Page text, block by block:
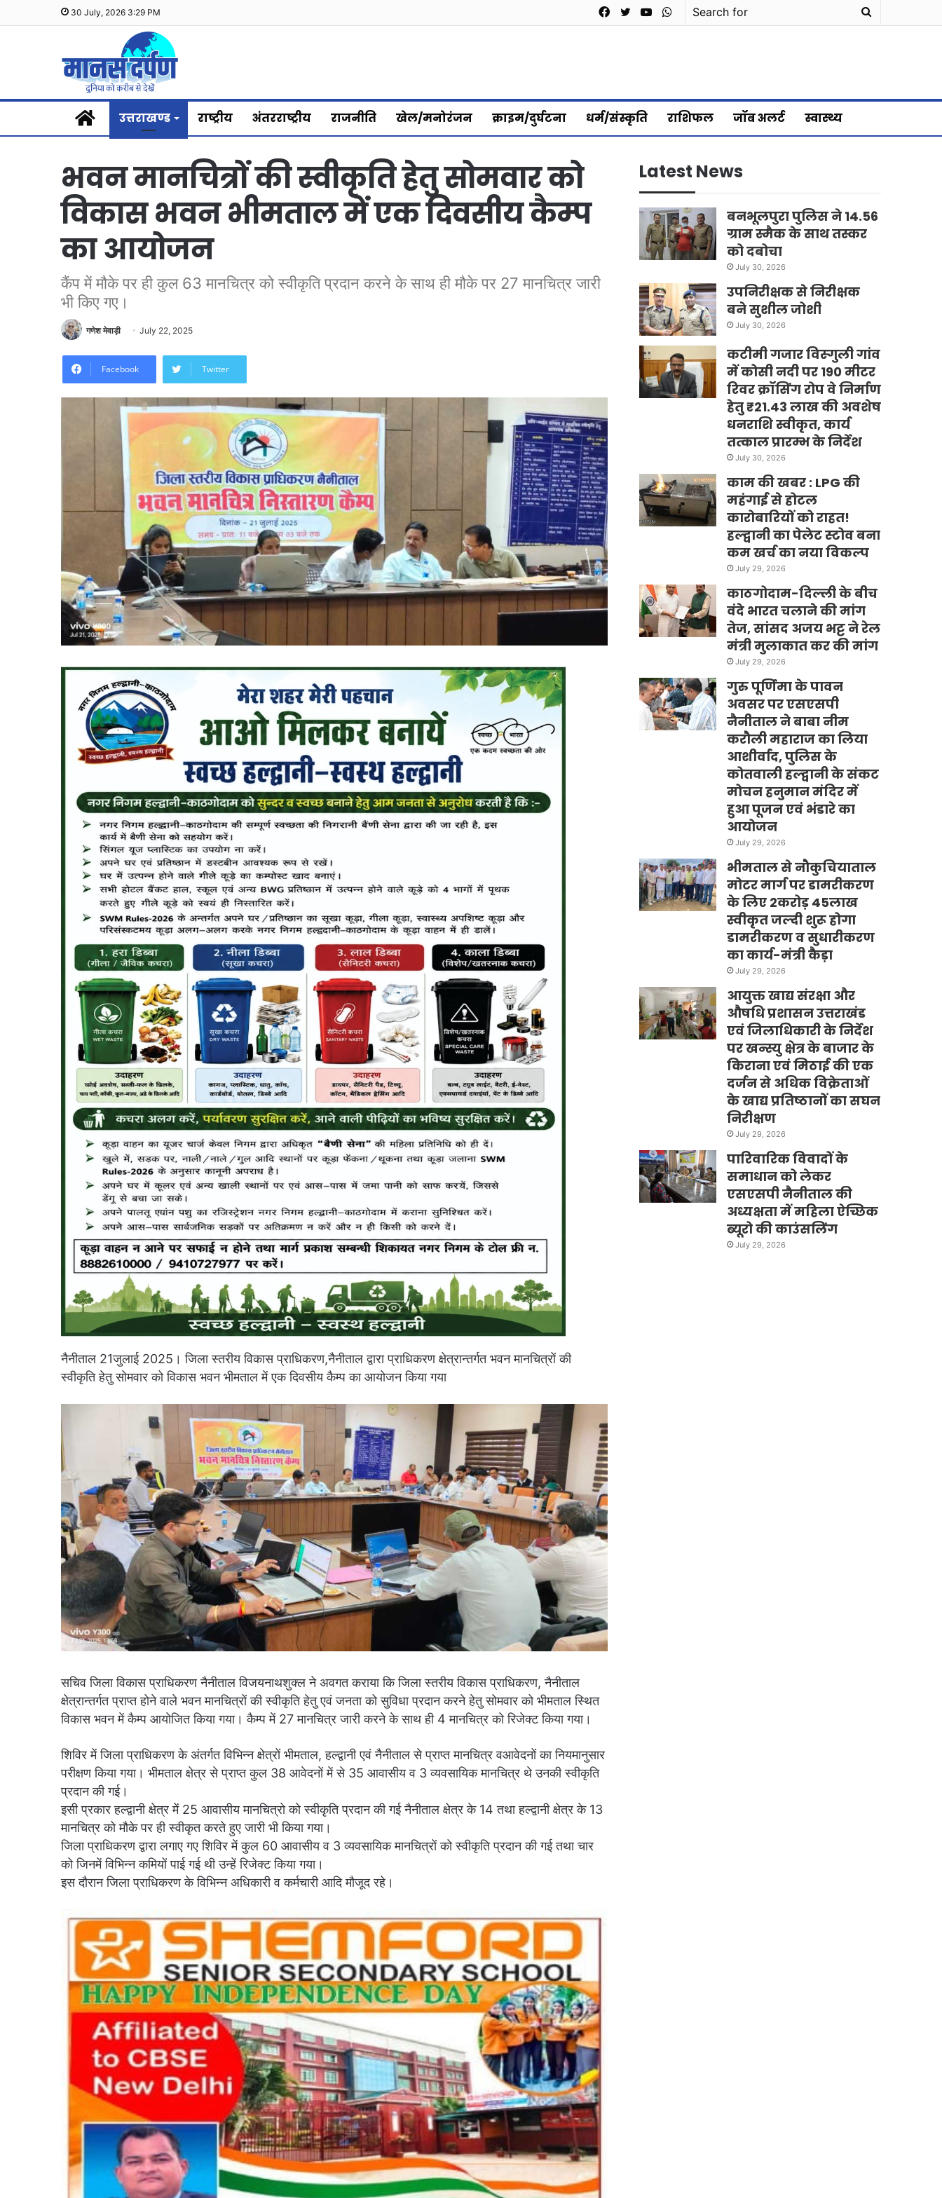
30 July, 2026 3:29 PM
Search
WhatsApp
YouTube
Twitter
Facebook
Homeउत्तराखण्ड राष्ट्रीय अंतरराष्ट्रीय राजनीति खेल/मनोरंजन क्राइम/दुर्घटना धर्म/संस्कृति राशिफल जॉब अलर्ट स्वास्थ्य
भवन मानचित्रों की स्वीकृति हेतु सोमवार को
विकास भवन भीमताल में एक दिवसीय कैम्प
का आयोजन
कैंप में मौके पर ही कुल 63 मानचित्र को स्वीकृति प्रदान करने के साथ ही मौके पर 27 मानचित्र जारी
भी किए गए।
गणेश मेवाड़ी July 22, 2025
Facebook Twitter
नैनीताल 21जुलाई 2025। जिला स्तरीय विकास प्राधिकरण,नैनीताल द्वारा प्राधिकरण क्षेत्रान्तर्गत भवन मानचित्रों की
स्वीकृति हेतु सोमवार को विकास भवन भीमताल में एक दिवसीय कैम्प का आयोजन किया गया
सचिव जिला विकास प्राधिकरण नैनीताल विजयनाथशुक्ल ने अवगत कराया कि जिला स्तरीय विकास प्राधिकरण, नैनीताल
क्षेत्रान्तर्गत प्राप्त होने वाले भवन मानचित्रों की स्वीकृति हेतु एवं जनता को सुविधा प्रदान करने हेतु सोमवार को भीमताल स्थित
विकास भवन में कैम्प आयोजित किया गया। कैम्प में 27 मानचित्र जारी करने के साथ ही 4 मानचित्र को रिजेक्ट किया गया।
शिविर में जिला प्राधिकरण के अंतर्गत विभिन्न क्षेत्रों भीमताल, हल्द्वानी एवं नैनीताल से प्राप्त मानचित्र वआवेदनों का नियमानुसार
परीक्षण किया गया। भीमताल क्षेत्र से प्राप्त कुल 38 आवेदनों में से 35 आवासीय व 3 व्यवसायिक मानचित्र थे उनकी स्वीकृति
प्रदान की गई।
इसी प्रकार हल्द्वानी क्षेत्र में 25 आवासीय मानचित्रो को स्वीकृति प्रदान की गई नैनीताल क्षेत्र के 14 तथा हल्द्वानी क्षेत्र के 13
मानचित्र को मौके पर ही स्वीकृत करते हुए जारी भी किया गया।
जिला प्राधिकरण द्वारा लगाए गए शिविर में कुल 60 आवासीय व 3 व्यवसायिक मानचित्रों को स्वीकृति प्रदान की गई तथा चार
को जिनमें विभिन्न कमियों पाई गई थी उन्हें रिजेक्ट किया गया।
इस दौरान जिला प्राधिकरण के विभिन्न अधिकारी व कर्मचारी आदि मौजूद रहे।
Latest News
बनभूलपुरा पुलिस ने 14.56
ग्राम स्मैक के साथ तस्कर
को दबोचा
July 30, 2026
उपनिरीक्षक से निरीक्षक
बने सुशील जोशी
July 30, 2026
कटीमी गजार विस्गुली गांव
में कोसी नदी पर 190 मीटर
रिवर क्रॉसिंग रोप वे निर्माण
हेतु ₹21.43 लाख की अवशेष
धनराशि स्वीकृत, कार्य
तत्काल प्रारम्भ के निर्देश
July 30, 2026
काम की खबर : LPG की
महंगाई से होटल
कारोबारियों को राहत!
हल्द्वानी का पेलेट स्टोव बना
कम खर्च का नया विकल्प
July 29, 2026
काठगोदाम-दिल्ली के बीच
वंदे भारत चलाने की मांग
तेज, सांसद अजय भट्ट ने रेल
मंत्री मुलाकात कर की मांग
July 29, 2026
गुरु पूर्णिमा के पावन
अवसर पर एसएसपी
नैनीताल ने बाबा नीम
करौली महाराज का लिया
आशीर्वाद, पुलिस के
कोतवाली हल्द्वानी के संकट
मोचन हनुमान मंदिर में
हुआ पूजन एवं भंडारे का
आयोजन
July 29, 2026
भीमताल से नौकुचियाताल
मोटर मार्ग पर डामरीकरण
के लिए 2करोड़ 45लाख
स्वीकृत जल्दी शुरू होगा
डामरीकरण व सुधारीकरण
का कार्य-मंत्री कैड़ा
July 29, 2026
आयुक्त खाद्य संरक्षा और
औषधि प्रशासन उत्तराखंड
एवं जिलाधिकारी के निर्देश
पर खन्स्यु क्षेत्र के बाजार के
किराना एवं मिठाई की एक
दर्जन से अधिक विक्रेताओं
के खाद्य प्रतिष्ठानों का सघन
निरीक्षण
July 29, 2026
पारिवारिक विवादों के
समाधान को लेकर
एसएसपी नैनीताल की
अध्यक्षता में महिला ऐच्छिक
ब्यूरो की काउंसलिंग
July 29, 2026